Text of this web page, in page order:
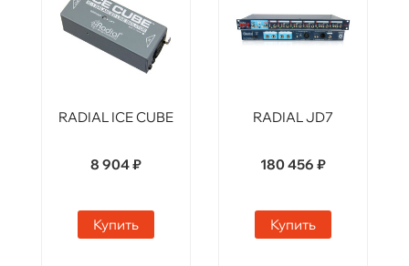
RADIAL ICE CUBE
8 904 ₽
Купить
RADIAL JD7
180 456 ₽
Купить